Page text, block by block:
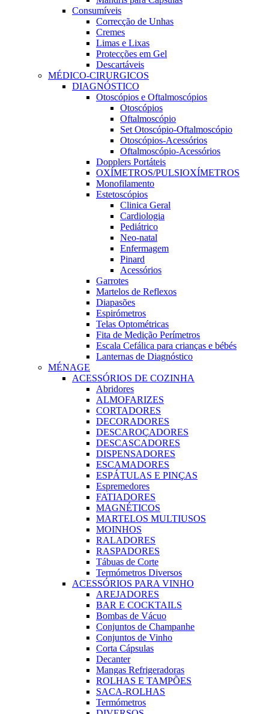
Consumíveis
Correcção de Unhas
Cremes
Limas e Lixas
Protecções em Gel
Descartáveis
MÉDICO-CIRURGICOS
DIAGNÓSTICO
Otoscópios e Oftalmoscópios
Otoscópios
Oftalmoscópio
Set Otoscópio-Oftalmoscópio
Otoscópios-Acessórios
Oftalmoscópio-Acessórios
Dopplers Portáteis
OXÍMETROS/PULSIOXÍMETROS
Monofilamento
Estetoscópios
Clinica Geral
Cardiologia
Pediátrico
Neo-natal
Enfermagem
Pinard
Acessórios
Garrotes
Martelos de Reflexos
Diapasões
Espirómetros
Telas Optométricas
Fita de Medição Perímetros
Escala Cefálica para crianças e bébés
Lanternas de Diagnóstico
MÉNAGE
ACESSÓRIOS DE COZINHA
Abridores
ALMOFARIZES
CORTADORES
DECORADORES
DESCAROÇADORES
DESCASCADORES
DISPENSADORES
ESCAMADORES
ESPÁTULAS E PINÇAS
Espremedores
FATIADORES
MAGNÉTICOS
MARTELOS MULTIUSOS
MOINHOS
RALADORES
RASPADORES
Tábuas de Corte
Termómetros Diversos
ACESSÓRIOS PARA VINHO
AREJADORES
BAR E COCKTAILS
Bombas de Vácuo
Conjuntos de Champanhe
Conjuntos de Vinho
Corta Cápsulas
Decanter
Mangas Refrigeradoras
ROLHAS E TAMPÕES
SACA-ROLHAS
Termómetros